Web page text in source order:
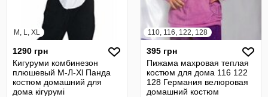
M, L, XL
1290 грн
Кигуруми комбинезон
плюшевый М-Л-Xl Панда
костюм домашний для
дома кігурумі
110, 116, 122, 128
395 грн
Пижама махровая теплая
костюм для дома 116 122
128 Германия велюровая
домашний костюм